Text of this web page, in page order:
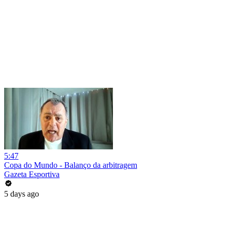
5:47
Copa do Mundo - Balanço da arbitragem
Gazeta Esportiva
5 days ago